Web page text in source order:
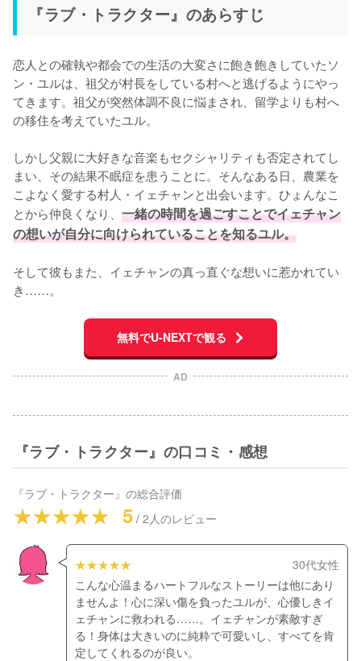
『ラブ・トラクター』のあらすじ
恋人との確執や都会での生活の大変さに飽き飽きしていたソ
ン・ユルは、祖父が村長をしている村へと逃げるようにやっ
てきます。祖父が突然体調不良に悩まされ、留学よりも村へ
の移住を考えていたユル。
しかし父親に大好きな音楽もセクシャリティも否定されてし
まい、その結果不眠症を患うことに。そんなある日、農業を
こよなく愛する村人・イェチャンと出会います。ひょんなこ
とから仲良くなり、 一緒の時間を過ごすことでイェチャン
の想いが自分に向けられていることを知るユル。
そして彼もまた、イェチャンの真っ直ぐな想いに惹かれてい
き……。
無料でU-NEXTで観る
AD
『ラブ・トラクター』の口コミ・感想
『ラブ・トラクター』の総合評価
5 / 2人のレビュー
30代女性
こんな心温まるハートフルなストーリーは他にあり
ませんよ！心に深い傷を負ったユルが、心優しきイ
ェチャンに救われる……。イェチャンが素敵すぎ
る！身体は大きいのに純粋で可愛いし、すべてを肯
定してくれるのが良い。